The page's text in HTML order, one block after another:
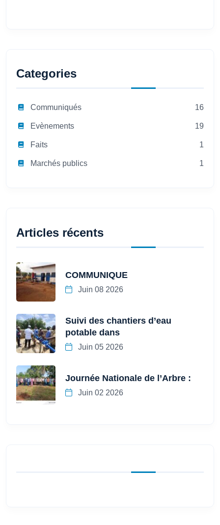
Categories
Communiqués 16
Evènements 19
Faits 1
Marchés publics 1
Articles récents
COMMUNIQUE
Juin 08 2026
Suivi des chantiers d’eau
potable dans
Juin 05 2026
Journée Nationale de l’Arbre :
Juin 02 2026